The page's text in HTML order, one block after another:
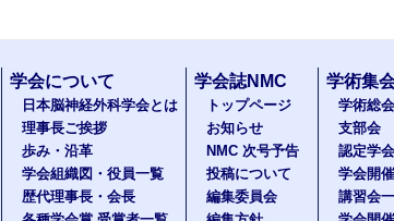
学会について
日本脳神経外科学会とは
理事長ご挨拶
歩み・沿革
学会組織図・役員一覧
歴代理事長・会長
学会誌NMC
トップページ
お知らせ
NMC 次号予告
投稿について
編集委員会
学術集
学術総会
支部会
認定学
学会開
講習会